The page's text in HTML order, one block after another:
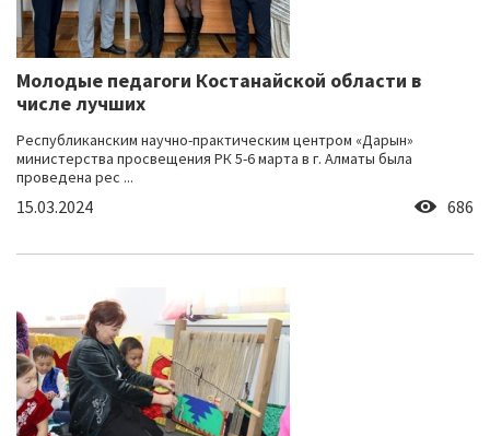
Молодые педагоги Костанайской области в
числе лучших
Республиканским научно-практическим центром «Дарын»
министерства просвещения РК 5-6 марта в г. Алматы была
проведена рес ...
15.03.2024 686